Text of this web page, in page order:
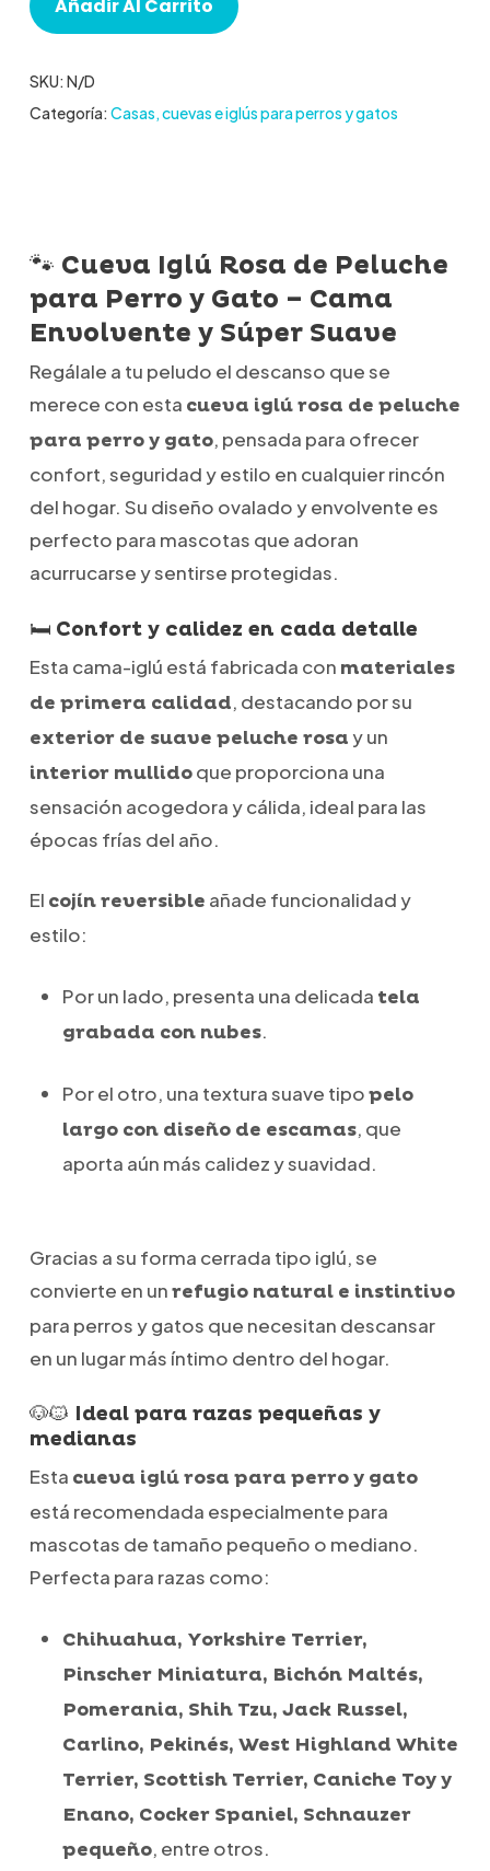
Añadir Al Carrito
SKU: N/D
Categoría: Casas, cuevas e iglús para perros y gatos
🐾 Cueva Iglú Rosa de Peluche
para Perro y Gato – Cama
Envolvente y Súper Suave
Regálale a tu peludo el descanso que se
merece con esta cueva iglú rosa de peluche
para perro y gato, pensada para ofrecer
confort, seguridad y estilo en cualquier rincón
del hogar. Su diseño ovalado y envolvente es
perfecto para mascotas que adoran
acurrucarse y sentirse protegidas.
🛏️ Confort y calidez en cada detalle
Esta cama-iglú está fabricada con materiales
de primera calidad, destacando por su
exterior de suave peluche rosay un
interior mullidoque proporciona una
sensación acogedora y cálida, ideal para las
épocas frías del año.
El cojín reversible añade funcionalidad y
estilo:
Por un lado, presenta una delicada tela
grabada con nubes.
Por el otro, una textura suave tipopelo
largo con diseño de escamas, que
aporta aún más calidez y suavidad.
Gracias a su forma cerrada tipo iglú, se
convierte en unrefugio natural e instintivo
para perros y gatos que necesitan descansar
en un lugar más íntimo dentro del hogar.
🐶🐱 Ideal para razas pequeñas y
medianas
Esta cueva iglú rosa para perro y gato
está recomendada especialmente para
mascotas de tamaño pequeño o mediano.
Perfecta para razas como:
Chihuahua, Yorkshire Terrier,
Pinscher Miniatura, Bichón Maltés,
Pomerania, Shih Tzu, Jack Russel,
Carlino, Pekinés, West Highland White
Terrier, Scottish Terrier, Caniche Toy y
Enano, Cocker Spaniel, Schnauzer
pequeño, entre otros.